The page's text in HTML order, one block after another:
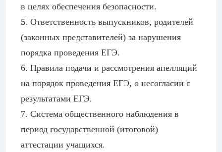
в целях обеспечения безопасности.
5. Ответственность выпускников, родителей
(законных представителей) за нарушения
порядка проведения ЕГЭ.
6. Правила подачи и рассмотрения апелляций
на порядок проведения ЕГЭ, о несогласии с
результатами ЕГЭ.
7. Система общественного наблюдения в
период государственной (итоговой)
аттестации учащихся.